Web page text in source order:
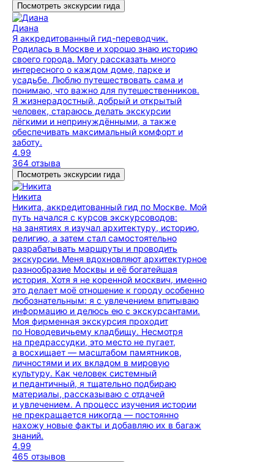
Посмотреть экскурсии гида
Диана
Я аккредитованный гид-переводчик.
Родилась в Москве и хорошо знаю историю
своего города. Могу рассказать много
интересного о каждом доме, парке и
усадьбе. Люблю путешествовать сама и
понимаю, что важно для путешественников.
Я жизнерадостный, добрый и открытый
человек, стараюсь делать экскурсии
лёгкими и непринуждёнными, а также
обеспечивать максимальный комфорт и
заботу.
4.99
364 отзыва
Посмотреть экскурсии гида
Никита
Никита, аккредитованный гид по Москве. Мой
путь начался с курсов экскурсоводов:
на занятиях я изучал архитектуру, историю,
религию, а затем стал самостоятельно
разрабатывать маршруты и проводить
экскурсии. Меня вдохновляют архитектурное
разнообразие Москвы и её богатейшая
история. Хотя я не коренной москвич, именно
это делает моё отношение к городу особенно
любознательным: я с увлечением впитываю
информацию и делюсь ею с экскурсантами.
Моя фирменная экскурсия проходит
по Новодевичьему кладбищу. Несмотря
на предрассудки, это место не пугает,
а восхищает — масштабом памятников,
личностями и их вкладом в мировую
культуру. Как человек системный
и педантичный, я тщательно подбираю
материалы, рассказываю с отдачей
и увлечением. А процесс изучения истории
не прекращается никогда — постоянно
нахожу новые факты и добавляю их в багаж
знаний.
4.99
465 отзывов